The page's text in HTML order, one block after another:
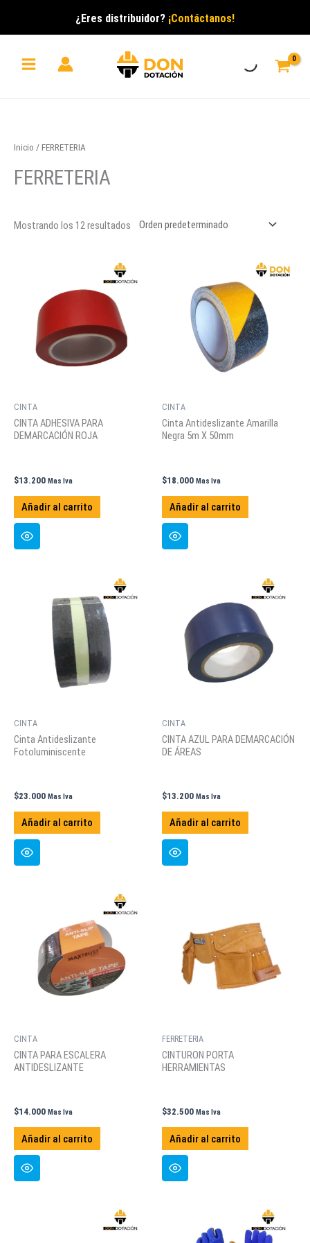
¿Eres distribuidor? ¡Contáctanos!
Inicio / FERRETERIA
FERRETERIA
Mostrando los 12 resultados
CINTA
CINTA ADHESIVA PARA
DEMARCACIÓN ROJA
$13.200 Mas Iva
Añadir al carrito
CINTA
Cinta Antideslizante Amarilla
Negra 5m X 50mm
$18.000 Mas Iva
Añadir al carrito
CINTA
Cinta Antideslizante
Fotoluminiscente
$23.000 Mas Iva
Añadir al carrito
CINTA
CINTA AZUL PARA DEMARCACIÓN
DE ÁREAS
$13.200 Mas Iva
Añadir al carrito
CINTA
CINTA PARA ESCALERA
ANTIDESLIZANTE
$14.000 Mas Iva
Añadir al carrito
FERRETERIA
CINTURON PORTA
HERRAMIENTAS
$32.500 Mas Iva
Añadir al carrito